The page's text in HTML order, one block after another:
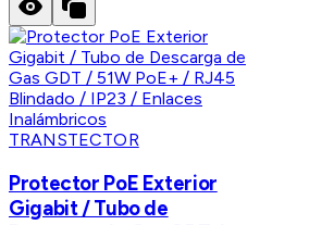
TRANSTECTOR
Protector PoE Exterior
Gigabit / Tubo de